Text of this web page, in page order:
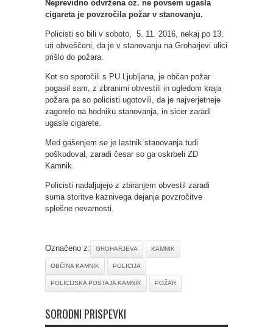
Neprevidno odvržena oz. ne povsem ugasla
cigareta je povzročila požar v stanovanju.
Policisti so bili v soboto, 5. 11. 2016, nekaj po 13.
uri obveščeni, da je v stanovanju na Groharjevi ulici
prišlo do požara.
Kot so sporočili s PU Ljubljana, je občan požar
pogasil sam, z zbranimi obvestili in ogledom kraja
požara pa so policisti ugotovili, da je najverjetneje
zagorelo na hodniku stanovanja, in sicer zaradi
ugasle cigarete.
Med gašenjem se je lastnik stanovanja tudi
poškodoval, zaradi česar so ga oskrbeli ZD
Kamnik.
Policisti nadaljujejo z zbiranjem obvestil zaradi
suma storitve kaznivega dejanja povzročitve
splošne nevarnosti.
Označeno z: GROHARJEVA KAMNIK
OBČINA KAMNIK POLICIJA
POLICIJSKA POSTAJA KAMNIK POŽAR
SORODNI PRISPEVKI